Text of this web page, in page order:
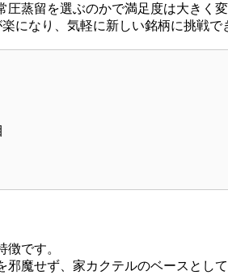
蒸留を選ぶのかで満足度は大きく変
になり、気軽に新しい銘柄に挑戦で
です。
魔せず、家カクテルのベースとして